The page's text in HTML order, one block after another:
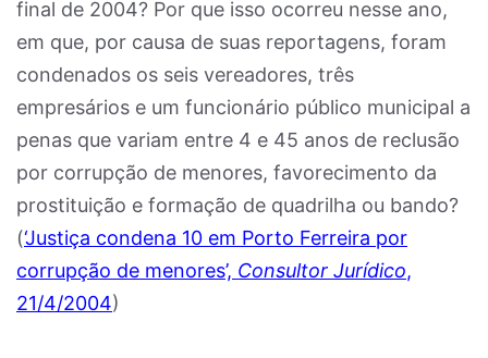
final de 2004? Por que isso ocorreu nesse ano,
em que, por causa de suas reportagens, foram
condenados os seis vereadores, três
empresários e um funcionário público municipal a
penas que variam entre 4 e 45 anos de reclusão
por corrupção de menores, favorecimento da
prostituição e formação de quadrilha ou bando?
(‘Justiça condena 10 em Porto Ferreira por
corrupção de menores’, Consultor Jurídico,
21/4/2004)